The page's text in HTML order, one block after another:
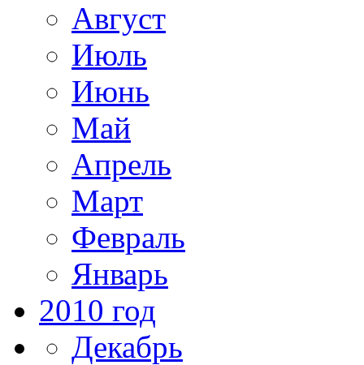
Август
Июль
Июнь
Май
Апрель
Март
Февраль
Январь
2010 год
Декабрь